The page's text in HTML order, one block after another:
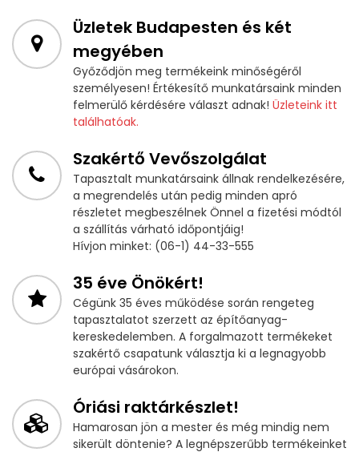
Üzletek Budapesten és két
megyében
Győződjön meg termékeink minőségéről
személyesen! Értékesítő munkatársaink minden
felmerülő kérdésére választ adnak! Üzleteink itt
találhatóak.
Szakértő Vevőszolgálat
Tapasztalt munkatársaink állnak rendelkezésére,
a megrendelés után pedig minden apró
részletet megbeszélnek Önnel a fizetési módtól
a szállítás várható időpontjáig!
Hívjon minket: (06-1) 44-33-555
35 éve Önökért!
Cégünk 35 éves működése során rengeteg
tapasztalatot szerzett az építőanyag-
kereskedelemben. A forgalmazott termékeket
szakértő csapatunk választja ki a legnagyobb
európai vásárokon.
Óriási raktárkészlet!
Hamarosan jön a mester és még mindig nem
sikerült döntenie? A legnépszerűbb termékeinket